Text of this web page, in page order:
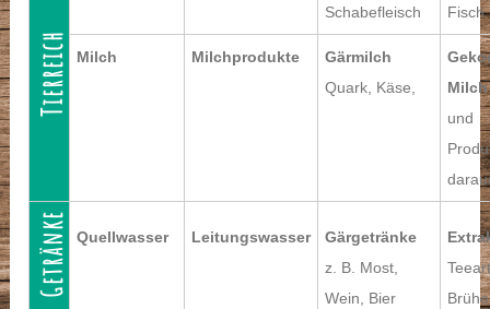
Tierreich
Schabefleisch
Fisch
Milch Milchprodukte
Gärmilch
Quark, Käse,
Milch
und
Getränke Quellwasser Leitungswasser
Gärgetränke
z. B. Most,
Wein, Bier
Brühe